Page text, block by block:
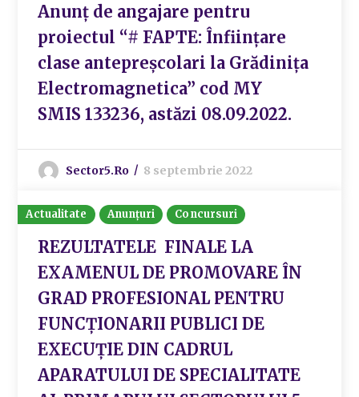
Anunț de angajare pentru
proiectul “# FAPTE: Înființare
clase antepreșcolari la Grădinița
Electromagnetica” cod MY
SMIS 133236, astăzi 08.09.2022.
Sector5.ro 8 septembrie 2022
Actualitate Anunțuri Concursuri
REZULTATELE FINALE LA
EXAMENUL DE PROMOVARE ÎN
GRAD PROFESIONAL PENTRU
FUNCȚIONARII PUBLICI DE
EXECUȚIE DIN CADRUL
APARATULUI DE SPECIALITATE